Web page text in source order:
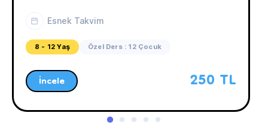
Esnek Takvim
8 - 12 Yaş Özel Ders : 12 Çocuk
İncele 250 TL